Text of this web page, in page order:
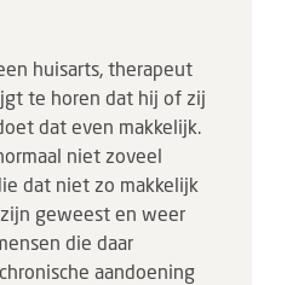
huisarts, therapeut
te horen dat hij of zij
dat even makkelijk.
niet zoveel
dat niet zo makkelijk
geweest en weer
die daar
aandoening